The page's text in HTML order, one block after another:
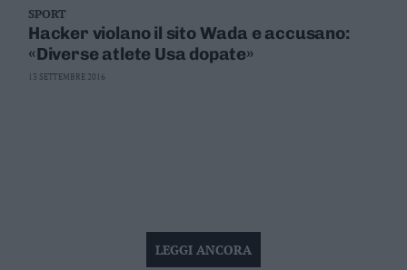
SPORT
Hacker violano il sito Wada e accusano:
«Diverse atlete Usa dopate»
13 SETTEMBRE 2016
LEGGI ANCORA